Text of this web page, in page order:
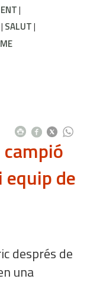
SALUT
campió
equip de
després de
una